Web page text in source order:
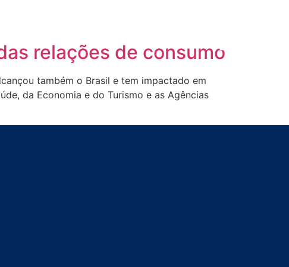
relações de consumo
também o Brasil e tem impactado em
da Economia e do Turismo e as Agências